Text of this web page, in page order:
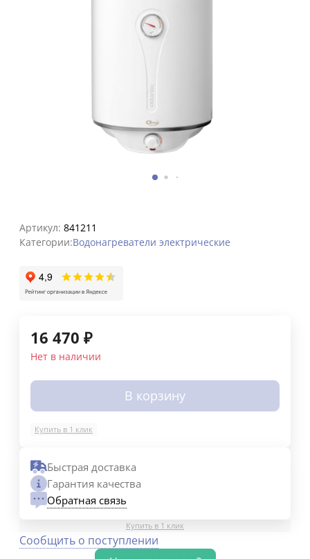
Артикул: 841211
Категории:Водонагреватели электрические
16 470 ₽
Нет в наличии
В корзину
Купить в 1 клик
Быстрая доставка
Гарантия качества
Обратная связь
Купить в 1 клик
Сообщить о поступлении